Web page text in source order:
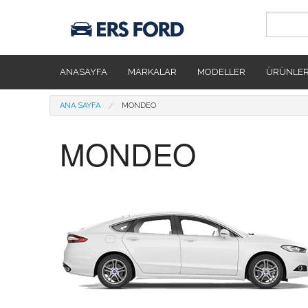
ANASAYFA MARKALAR MODELLER ÜRÜNLER
Buradasınız
ANA SAYFA MONDEO
MONDEO